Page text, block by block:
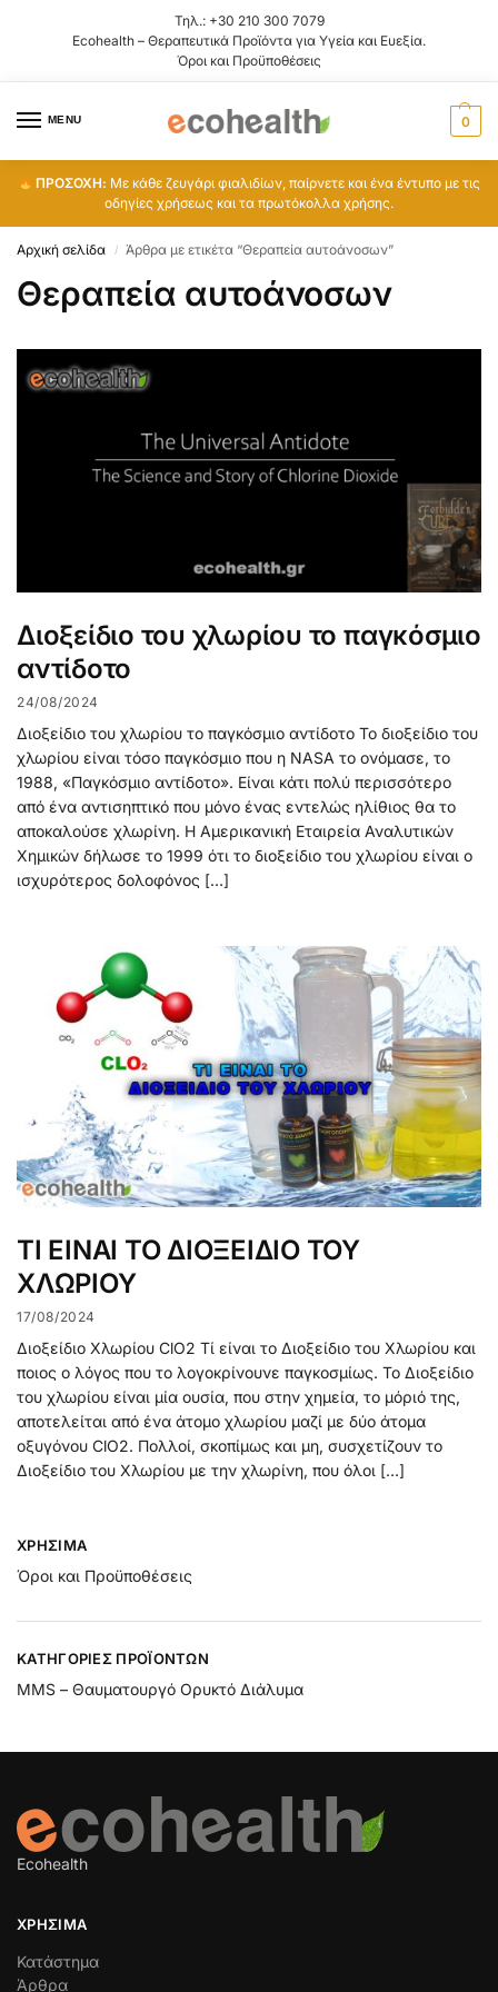
Τηλ.: +30 210 300 7079
Ecohealth – Θεραπευτικά Προϊόντα για Υγεία και Ευεξία.
Όροι και Προϋποθέσεις
MENU 0
ΠΡΟΣΟΧΗ: Με κάθε ζευγάρι φιαλιδίων, παίρνετε και ένα έντυπο με τις
οδηγίες χρήσεως και τα πρωτόκολλα χρήσης.
Αρχική σελίδα / Άρθρα με ετικέτα “Θεραπεία αυτοάνοσων”
Θεραπεία αυτοάνοσων
Διοξείδιο του χλωρίου το παγκόσμιο
αντίδοτο
24/08/2024
Διοξείδιο του χλωρίου το παγκόσμιο αντίδοτο Το διοξείδιο του
χλωρίου είναι τόσο παγκόσμιο που η NASA το ονόμασε, το
1988, «Παγκόσμιο αντίδοτο». Είναι κάτι πολύ περισσότερο
από ένα αντισηπτικό που μόνο ένας εντελώς ηλίθιος θα το
αποκαλούσε χλωρίνη. Η Αμερικανική Εταιρεία Αναλυτικών
Χημικών δήλωσε το 1999 ότι το διοξείδιο του χλωρίου είναι ο
ισχυρότερος δολοφόνος […]
ΤΙ ΕΙΝΑΙ ΤΟ ΔΙΟΞΕΙΔΙΟ ΤΟΥ
ΧΛΩΡΙΟΥ
17/08/2024
Διοξείδιο Χλωρίου ClO2 Τί είναι το Διοξείδιο του Χλωρίου και
ποιος ο λόγος που το λογοκρίνουνε παγκοσμίως. Το Διοξείδιο
του χλωρίου είναι μία ουσία, που στην χημεία, το μόριό της,
αποτελείται από ένα άτομο χλωρίου μαζί με δύο άτομα
οξυγόνου ClO2. Πολλοί, σκοπίμως και μη, συσχετίζουν το
Διοξείδιο του Χλωρίου με την χλωρίνη, που όλοι […]
ΧΡΉΣΙΜΑ
Όροι και Προϋποθέσεις
ΚΑΤΗΓΟΡΊΕΣ ΠΡΟΪΌΝΤΩΝ
MMS – Θαυματουργό Ορυκτό Διάλυμα
Ecohealth
ΧΡΉΣΙΜΑ
Κατάστημα
Άρθρα